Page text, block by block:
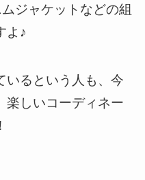
ジャケットなどの組
よ♪
いるという人も、今
楽しいコーディネー